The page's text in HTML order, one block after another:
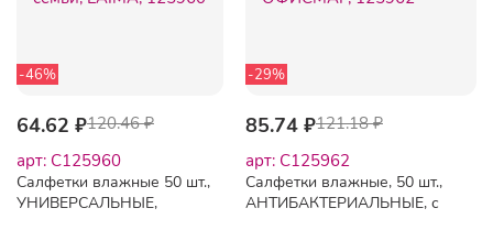
-46%
64.62 ₽120.46 ₽
арт: C125960
Салфетки влажные 50 шт.,
УНИВЕРСАЛЬНЫЕ,
-29%
85.74 ₽121.18 ₽
арт: C125962
Салфетки влажные, 50 шт.,
АНТИБАКТЕРИАЛЬНЫЕ, с